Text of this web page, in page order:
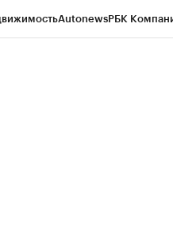
AutonewsРБК